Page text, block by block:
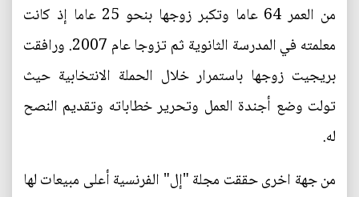
من العمر 64 عاما وتكبر زوجها بنحو 25 عاما إذ كانت
معلمته في المدرسة الثانوية ثم تزوجا عام 2007. ورافقت
بريجيت زوجها باستمرار خلال الحملة الانتخابية حيث
تولت وضع أجندة العمل وتحرير خطاباته وتقديم النصح
له.
من جهة اخرى حققت مجلة "إل" الفرنسية أعلى مبيعات لها